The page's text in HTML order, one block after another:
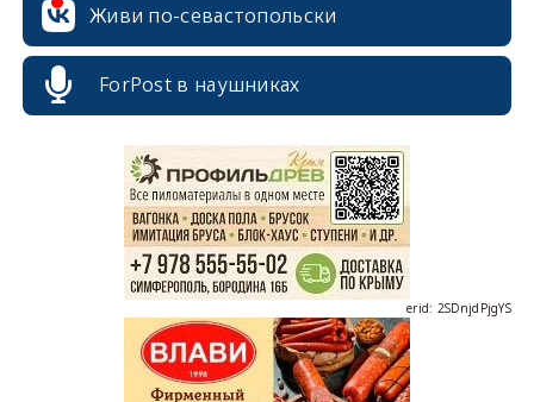
Живи по-севастопольски
ForPost в наушниках
erid: 2SDnjdPjgYS